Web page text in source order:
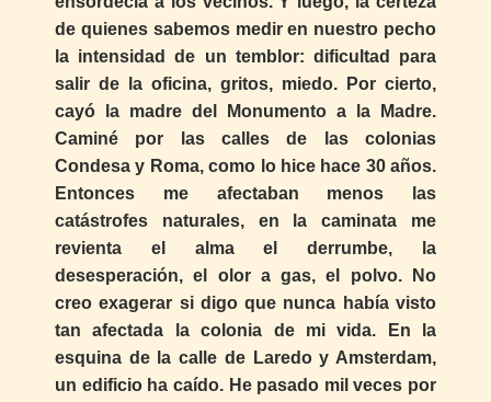
de quienes sabemos medir en nuestro pecho
la intensidad de un temblor: dificultad para
salir de la oficina, gritos, miedo. Por cierto,
cayó la madre del Monumento a la Madre.
Caminé por las calles de las colonias
Condesa y Roma, como lo hice hace 30 años.
Entonces me afectaban menos las
catástrofes naturales, en la caminata me
revienta el alma el derrumbe, la
desesperación, el olor a gas, el polvo. No
creo exagerar si digo que nunca había visto
tan afectada la colonia de mi vida. En la
esquina de la calle de Laredo y Amsterdam,
un edificio ha caído. He pasado mil veces por